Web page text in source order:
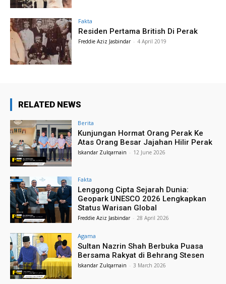
Fakta
Residen Pertama British Di Perak
Freddie Aziz Jasbindar - 4 April 2019
RELATED NEWS
Berita
Kunjungan Hormat Orang Perak Ke
Atas Orang Besar Jajahan Hilir Perak
Iskandar Zulqarnain - 12 June 2026
Fakta
Lenggong Cipta Sejarah Dunia:
Geopark UNESCO 2026 Lengkapkan
Status Warisan Global
Freddie Aziz Jasbindar - 28 April 2026
Agama
Sultan Nazrin Shah Berbuka Puasa
Bersama Rakyat di Behrang Stesen
Iskandar Zulqarnain - 3 March 2026